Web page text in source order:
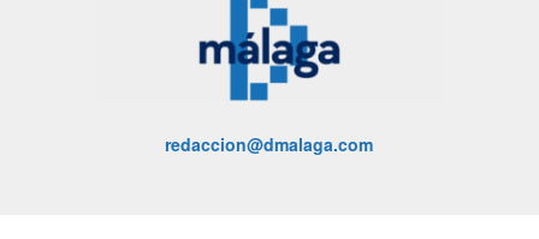
redaccion@dmalaga.com